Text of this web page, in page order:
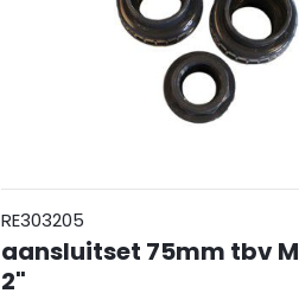
RE303205
aansluitset 75mm tbv
2"